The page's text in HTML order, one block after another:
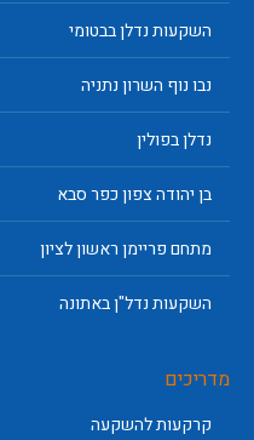
השקעות נדלן בבטומי
נבו נוף השרון נתניה
נדלן בפולין
בן יהודה צפון כפר סבא
מתחם פריימן ראשון לציון
השקעות נדל"ן באתונה
מדריכים
קרקעות להשקעה